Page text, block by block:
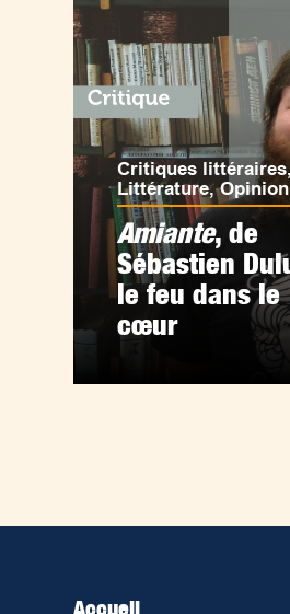
Critiques littéraires
Littérature,Opinion
Amiante, de
Sébastien
le feu dans le
cœur
Accueil